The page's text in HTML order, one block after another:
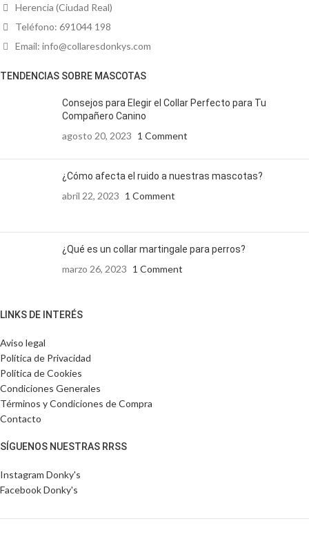
Herencia (Ciudad Real)
Teléfono: 691044 198
Email: info@collaresdonkys.com
TENDENCIAS SOBRE MASCOTAS
Consejos para Elegir el Collar Perfecto para Tu
Compañero Canino
agosto 20, 2023 1 Comment
¿Cómo afecta el ruido a nuestras mascotas?
abril 22, 2023 1 Comment
¿Qué es un collar martingale para perros?
marzo 26, 2023 1 Comment
LINKS DE INTERÉS
Aviso legal
Política de Privacidad
Política de Cookies
Condiciones Generales
Términos y Condiciones de Compra
Contacto
SÍGUENOS NUESTRAS RRSS
Instagram Donky's
Facebook Donky's